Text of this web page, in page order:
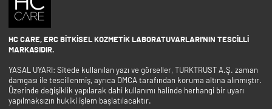
HC CARE, ERC BITKISEL KOZMETIK LABORATUVARLARI'NIN TESCILLI
MARKASIDIR.
YASAL UYARI: Sitede kullanılan yazı ve görseller, TURKTRUST A.Ş. zaman
damgası ile tescillenmiş, ayrıca DMCA tarafından koruma altına alınmıştır.
Üzerinde değişiklik yapılarak dahi kullanımı halinde herhangi bir uyarı
yapılmaksızın hukiki işlem başlatılacaktır.